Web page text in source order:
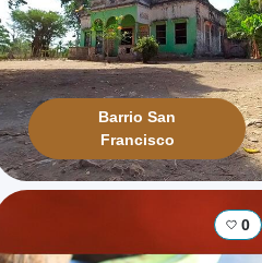
Barrio San
Francisco
0